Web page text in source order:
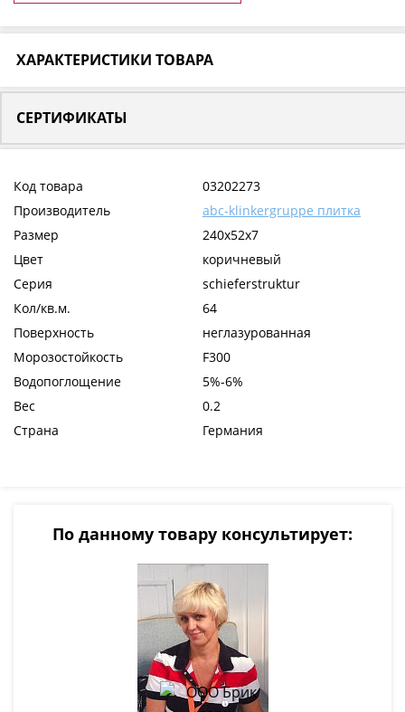
ХАРАКТЕРИСТИКИ ТОВАРА
СЕРТИФИКАТЫ
Код товара
03202273
Производитель
abc-klinkergruppe плитка
Размер
240x52x7
Цвет
коричневый
Серия
schieferstruktur
Кол/кв.м.
64
Поверхность
неглазурованная
Морозостойкость
F300
Водопоглощение
5%-6%
Вес
0.2
Страна
Германия
По данному товару консультирует: